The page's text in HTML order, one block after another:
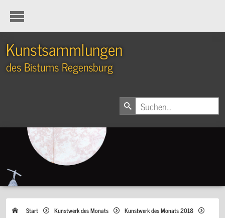
Kunstsammlungen
des Bistums Regensburg
Start Kunstwerk des Monats
Kunstwerk des Monats 2018